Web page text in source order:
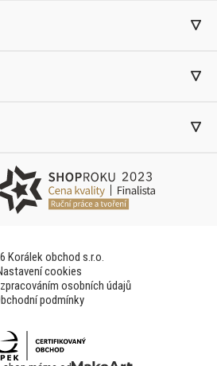
Korálek obchod s.r.o.
cookies
osobních údajů
podmínky